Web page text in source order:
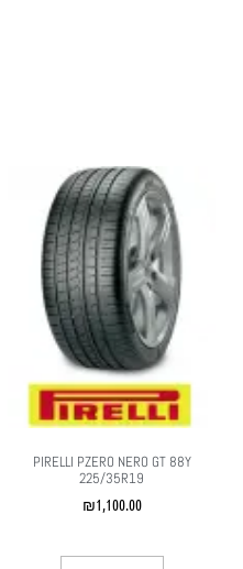
PIRELLI PZERO NERO GT 88Y
225/35R19
₪1,100.00